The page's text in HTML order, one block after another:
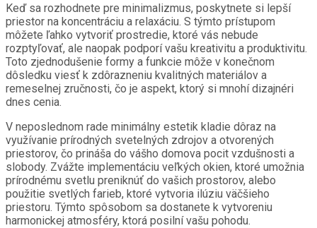
Keď sa rozhodnete pre minimalizmus, poskytnete si lepší
priestor na koncentráciu a relaxáciu. S týmto prístupom
môžete ľahko vytvoriť prostredie, ktoré vás nebude
rozptyľovať, ale naopak podporí vašu kreativitu a produktivitu.
Toto zjednodušenie formy a funkcie môže v konečnom
dôsledku viesť k zdôrazneniu kvalitných materiálov a
remeselnej zručnosti, čo je aspekt, ktorý si mnohí dizajnéri
dnes cenia.
V neposlednom rade minimálny estetik kladie dôraz na
využívanie prírodných svetelných zdrojov a otvorených
priestorov, čo prináša do vášho domova pocit vzdušnosti a
slobody. Zvážte implementáciu veľkých okien, ktoré umožnia
prírodnému svetlu preniknúť do vašich prostorov, alebo
použitie svetlých farieb, ktoré vytvoria ilúziu väčšieho
priestoru. Týmto spôsobom sa dostanete k vytvoreniu
harmonickej atmosféry, ktorá posilní vašu pohodu.